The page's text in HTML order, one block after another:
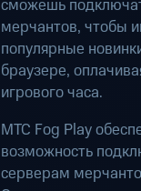
сможешь
мерчантов, чтобы
популярные
браузере,
игрового часа.
МТС Fog Play
возможность
серверам